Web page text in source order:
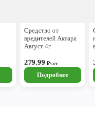
Средство от
вредителей Актара
Август 4г
279.99 ₽/шт
Подробнее